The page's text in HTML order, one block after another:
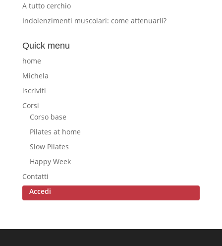
A tutto cerchio
Indolenzimenti muscolari: come attenuarli?
Quick menu
home
Michela
iscriviti
Corsi
Corso base
Pilates at home
Slow Pilates
Happy Week
Contatti
Accedi